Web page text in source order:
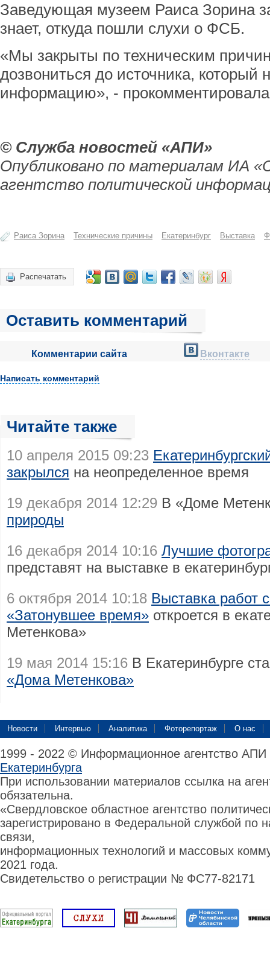
Заведующая музеем Раиса Зорина
знает, откуда пошли слухи о ФСБ.
«Мы закрыты по техническим
дозвониться до источника, который
информацию», -
© Служба новостей «АПИ»
Опубликовано по материалам ИА
агентство политической
Раиса Зорина Технические причины Екатеринбург Выставка
Распечатать
Оставить комментарий
Комментарии сайта Вконтакте
Написать комментарий
Читайте также
10 апреля 2015 09:23
закрылся на неопределенное время
19 декабря 2014 12:29 В «Доме
природы
16 декабря 2014 10:16 Лучшие
представят на выставке в
6 октября 2014 10:18 Выставка работ
«Затонувшее время» откроется в
Метенкова»
19 мая 2014 15:16 В Екатеринбурге
«Дома Метенкова»
Новости Интервью Аналитика Фоторепортаж О нас
1999 - 2022 © Информационное агентство
Екатеринбурга
При использовании материалов ссылка на
обязательна.
«Свердловское областное агентство
зарегистрировано в Федеральной службой по
связи,
информационных технологий и массовых
2021 года.
Свидетельство о регистрации № ФС77-82171